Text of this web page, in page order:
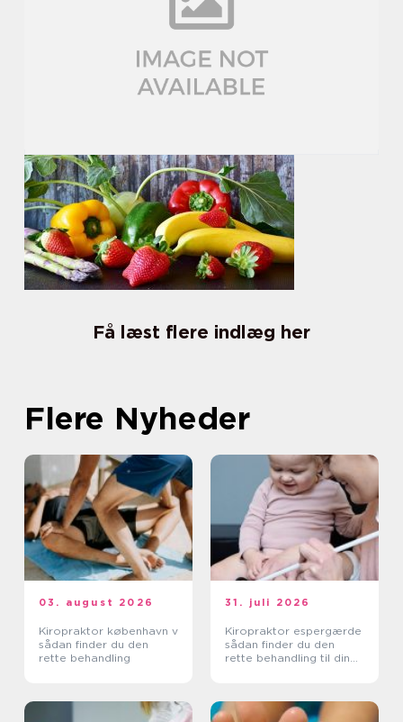
Få læst flere indlæg her
Flere Nyheder
03. august 2026
Kiropraktor københavn v
sådan finder du den
rette behandling
31. juli 2026
Kiropraktor espergærde
sådan finder du den
rette behandling til dine